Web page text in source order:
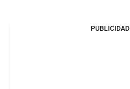
PUBLICIDAD